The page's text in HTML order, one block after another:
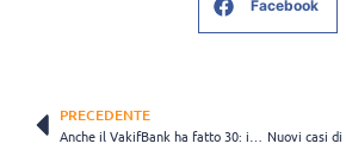
Facebook
PRECEDENTE